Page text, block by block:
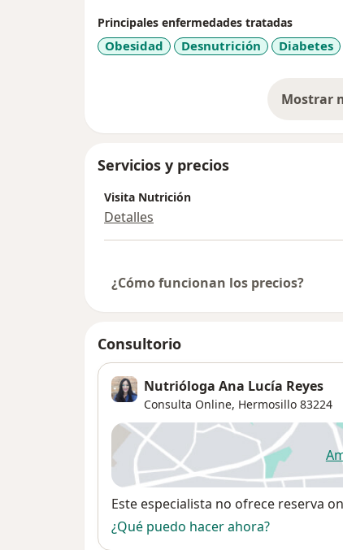
(skype, zoom o WhatsApp).
Principales enfermedades tratadas
Obesidad Desnutrición Diabetes
Mostrar
Servicios y precios
Visita Nutrición
Detalles
¿Cómo funcionan los precios?
Consultorio
Nutrióloga Ana Lucía Reyes
Consulta Online, Hermosillo 83224
Disponibilidad
Este especialista no ofrece reserva
¿Qué puedo hacer ahora?